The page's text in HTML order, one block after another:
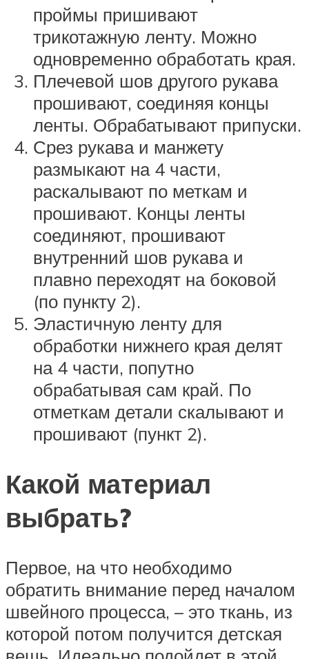
проймы пришивают
трикотажную ленту. Можно
одновременно обработать края.
Плечевой шов другого рукава
прошивают, соединяя концы
ленты. Обрабатывают припуски.
Срез рукава и манжету
размыкают на 4 части,
раскалывают по меткам и
прошивают. Концы ленты
соединяют, прошивают
внутренний шов рукава и
плавно переходят на боковой
(по пункту 2).
Эластичную ленту для
обработки нижнего края делят
на 4 части, попутно
обрабатывая сам край. По
отметкам детали скалывают и
прошивают (пункт 2).
Какой материал
выбрать?
Первое, на что необходимо
обратить внимание перед началом
швейного процесса, – это ткань, из
которой потом получится детская